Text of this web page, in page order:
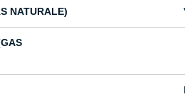
NATURALE)